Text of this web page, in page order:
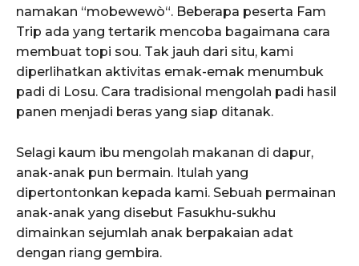
namakan “mobewewò“. Beberapa peserta Fam
Trip ada yang tertarik mencoba bagaimana cara
membuat topi sou. Tak jauh dari situ, kami
diperlihatkan aktivitas emak-emak menumbuk
padi di Losu. Cara tradisional mengolah padi hasil
panen menjadi beras yang siap ditanak.
Selagi kaum ibu mengolah makanan di dapur,
anak-anak pun bermain. Itulah yang
dipertontonkan kepada kami. Sebuah permainan
anak-anak yang disebut Fasukhu-sukhu
dimainkan sejumlah anak berpakaian adat
dengan riang gembira.